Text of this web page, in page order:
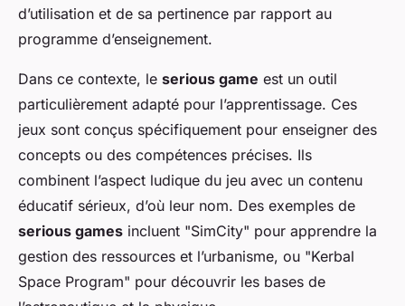
d’utilisation et de sa pertinence par rapport au
programme d’enseignement.
Dans ce contexte, le serious game est un outil
particulièrement adapté pour l’apprentissage. Ces
jeux sont conçus spécifiquement pour enseigner des
concepts ou des compétences précises. Ils
combinent l’aspect ludique du jeu avec un contenu
éducatif sérieux, d’où leur nom. Des exemples de
serious games incluent "SimCity" pour apprendre la
gestion des ressources et l’urbanisme, ou "Kerbal
Space Program" pour découvrir les bases de